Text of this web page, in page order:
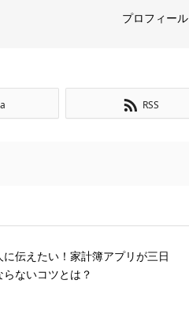
プロフィール
RSS
に伝えたい！家計簿アプリが三日
ないコツとは？